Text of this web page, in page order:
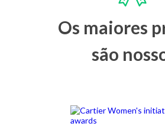
Os maiores
são